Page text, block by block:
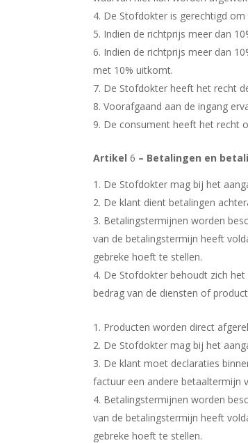
De Stofdokter is gerechtigd
Indien de richtprijs meer dan
Indien de richtprijs meer dan
met 10% uitkomt.
De Stofdokter heeft het recht
Voorafgaand aan de ingang
De consument heeft het recht
Artikel6 – Betalingen en
De Stofdokter mag bij het
De klant dient betalingen
Betalingstermijnen worden
van de betalingstermijn heeft
gebreke hoeft te stellen.
De Stofdokter behoudt zich
bedrag van de diensten of
Producten worden direct
De Stofdokter mag bij het
De klant moet declaraties
factuur een andere betaaltermijn
Betalingstermijnen worden
van de betalingstermijn heeft
gebreke hoeft te stellen.